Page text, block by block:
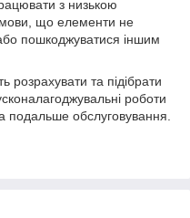
з низькою
що елементи не
пошкоджуватися іншим
розрахувати та підібрати
роботи
подальше обслуговування.